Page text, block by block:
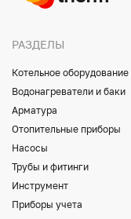
РАЗДЕЛЫ
Котельное оборудование
Водонагреватели и баки
Арматура
Отопительные приборы
Насосы
Трубы и фитинги
Инструмент
Приборы учета